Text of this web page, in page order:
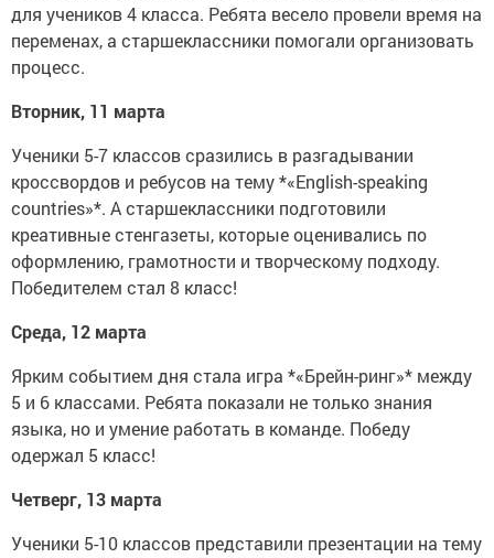
для учеников 4 класса. Ребята весело провели время на
переменах, а старшеклассники помогали организовать
процесс.
Вторник, 11 марта
Ученики 5-7 классов сразились в разгадывании
кроссвордов и ребусов на тему *«English-speaking
countries»*. А старшеклассники подготовили
креативные стенгазеты, которые оценивались по
оформлению, грамотности и творческому подходу.
Победителем стал 8 класс!
Среда, 12 марта
Ярким событием дня стала игра *«Брейн-ринг»* между
5 и 6 классами. Ребята показали не только знания
языка, но и умение работать в команде. Победу
одержал 5 класс!
Четверг, 13 марта
Ученики 5-10 классов представили презентации на тему